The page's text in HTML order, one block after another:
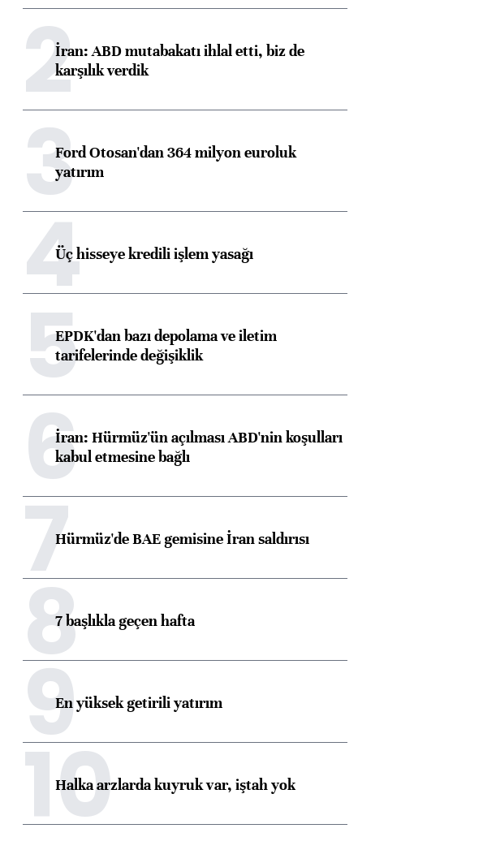
2İran: ABD mutabakatı ihlal etti, biz de
karşılık verdik
3Ford Otosan'dan 364 milyon euroluk
yatırım
4Üç hisseye kredili işlem yasağı
5EPDK'dan bazı depolama ve iletim
tarifelerinde değişiklik
6İran: Hürmüz'ün açılması ABD'nin koşulları
kabul etmesine bağlı
7Hürmüz'de BAE gemisine İran saldırısı
87 başlıkla geçen hafta
9En yüksek getirili yatırım
10
Halka arzlarda kuyruk var, iştah yok